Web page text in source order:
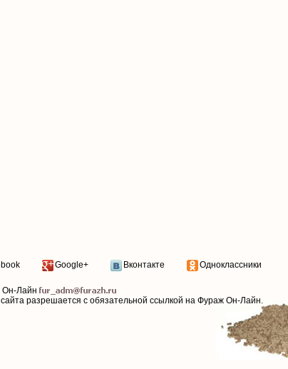
Google+ Вконтакте Одноклассники
Он-Лайн
разрешается с обязательной ссылкой на Фураж Он-Лайн.